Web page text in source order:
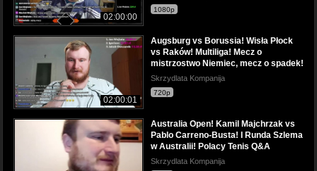
02:00:00
1080p
02:00:01
Augsburg vs Borussia! Wisła Płock
vs Raków! Multiliga! Mecz o
mistrzostwo Niemiec, mecz o spadek!
Skrzydlata Kompanija
720p
Australia Open! Kamil Majchrzak vs
Pablo Carreno-Busta! I Runda Szlema
w Australii! Polacy Tenis Q&A
Skrzydlata Kompanija